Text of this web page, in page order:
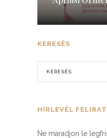
KERESÉS
HÍRLEVÉL
Ne maradjon le